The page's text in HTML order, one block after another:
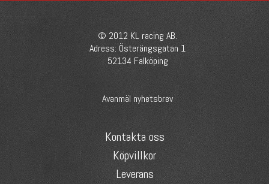
© 2012 KL racing AB.
Adress: Österängsgatan 1
52134 Falköping
Avanmäl nyhetsbrev
Kontakta oss
Köpvillkor
Leverans